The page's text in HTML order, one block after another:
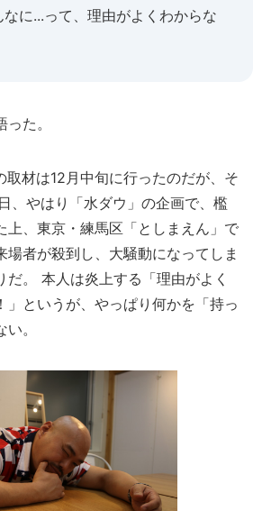
に...って、理由がよくわからな
た。
材は12月中旬に行ったのだが、そ
、やはり「水ダウ」の企画で、檻
上、東京・練馬区「としまえん」で
場者が殺到し、大騒動になってしま
だ。 本人は炎上する「理由がよく
」というが、やっぱり何かを「持っ
。